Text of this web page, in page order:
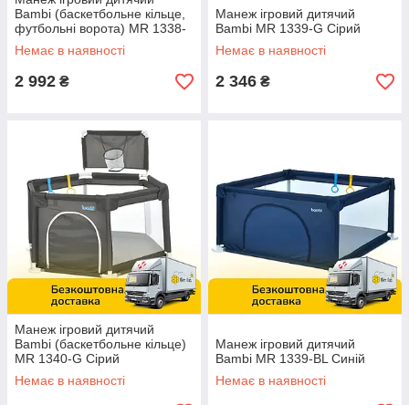
Bambi (баскетбольне кільце,
футбольні ворота) MR 1338-
G Сірий
Немає в наявності
2 992 ₴
Манеж ігровий дитячий
Bambi MR 1339-G Сірий
Немає в наявності
2 346 ₴
Манеж ігровий дитячий
Bambi (баскетбольне кільце)
MR 1340-G Сірий
Немає в наявності
Манеж ігровий дитячий
Bambi MR 1339-BL Синій
Немає в наявності